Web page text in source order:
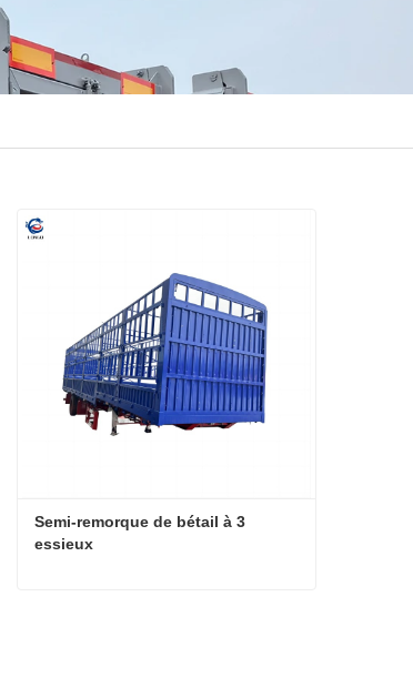
Semi-remorque de bétail à 3
essieux